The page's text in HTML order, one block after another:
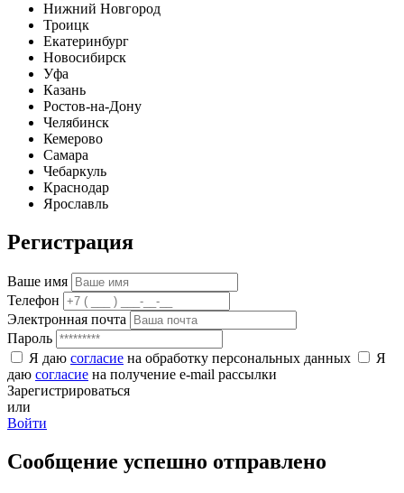
Нижний Новгород
Троицк
Екатеринбург
Новосибирск
Уфа
Казань
Ростов-на-Дону
Челябинск
Кемерово
Самара
Чебаркуль
Краснодар
Ярославль
Регистрация
Ваше имя
Телефон
Электронная почта
Пароль
Я даю согласие на обработку персональных данных
Я
даю согласие на получение e-mail рассылки
Зарегистрироваться
или
Войти
Сообщение успешно отправлено